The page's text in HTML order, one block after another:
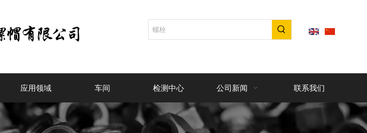
应用领域 车间 检测中心 公司新闻 联系我们